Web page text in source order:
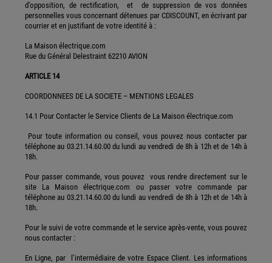
d’opposition, de rectification, et de suppression de vos données
personnelles vous concernant détenues par CDISCOUNT, en écrivant par
courrier et en justifiant de votre identité à :
La Maison électrique.com
Rue du Général Delestraint 62210 AVION
ARTICLE 14
COORDONNEES DE LA SOCIETE – MENTIONS LEGALES
14.1 Pour Contacter le Service Clients de La Maison électrique.com
Pour toute information ou conseil, vous pouvez nous contacter par
téléphone au 03.21.14.60.00 du lundi au vendredi de 8h à 12h et de 14h à
18h.
Pour passer commande, vous pouvez vous rendre directement sur le
site La Maison électrique.com ou passer votre commande par
téléphone au 03.21.14.60.00 du lundi au vendredi de 8h à 12h et de 14h à
18h.
Pour le suivi de votre commande et le service après-vente, vous pouvez
nous contacter :
En Ligne, par l’intermédiaire de votre Espace Client. Les informations